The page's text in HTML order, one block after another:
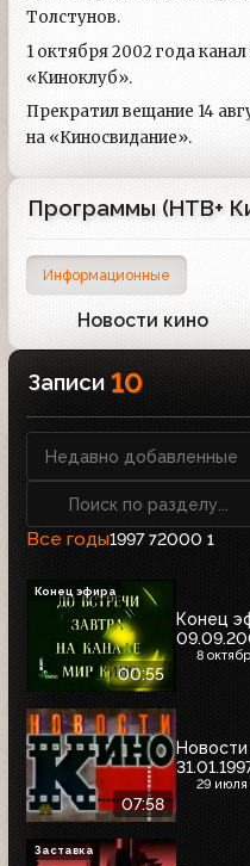
Толстунов.
1 октября 2002 года
«Киноклуб».
Прекратил вещание 14
на «Киносвидание».
Программы (НТВ+
Информационные
Новости кино
Записи 10
Все годы1997 72000 1
00:55
Конец
8
Конец эфира
07:58
29 июля
Заставка